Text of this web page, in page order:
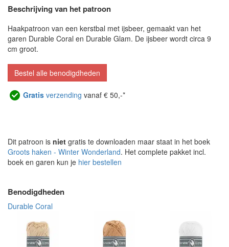
Beschrijving van het patroon
Haakpatroon van een kerstbal met ijsbeer, gemaakt van het
garen Durable Coral en Durable Glam. De ijsbeer wordt circa 9
cm groot.
Bestel alle benodigdheden
Gratis verzending vanaf € 50,-*
Dit patroon is niet gratis te downloaden maar staat in het boek
Groots haken - Winter Wonderland. Het complete pakket incl.
boek en garen kun je hier bestellen
Benodigdheden
Durable Coral